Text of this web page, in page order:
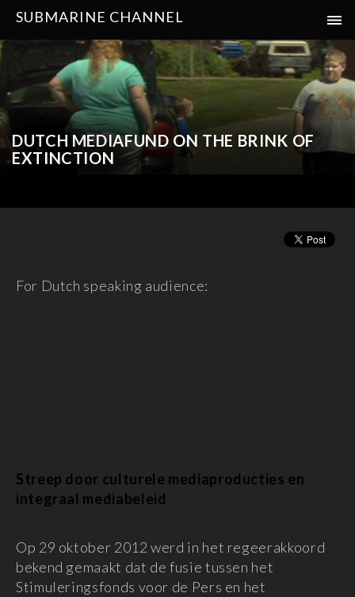
SUBMARINE CHANNEL
DUTCH MEDIAFUND ON THE BRINK OF
EXTINCTION
For Dutch speaking audience:
Streep door culturele mediaproducties en
integraal mediabeleid
Op 29 oktober 2012 werd in het regeerakkoord
bekend gemaakt dat de fusie tussen het
Stimuleringsfonds voor de Pers en het